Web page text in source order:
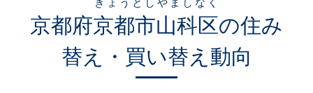
京都府京都市山科区の住み
替え・買い替え動向